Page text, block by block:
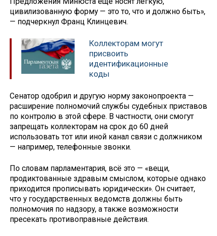
цивилизованную форму — это то, что и должно быть»,
— подчеркнул Франц Клинцевич.
Коллекторам могут
присвоить
идентификационные
коды
Сенатор одобрил и другую норму законопроекта —
расширение полномочий службы судебных приставов
по контролю в этой сфере. В частности, они смогут
запрещать коллекторам на срок до 60 дней
использовать тот или иной канал связи с должником
— например, телефонные звонки.
По словам парламентария, всё это — «вещи,
продиктованные здравым смыслом, которые однако
приходится прописывать юридически». Он считает,
что у государственных ведомств должны быть
полномочия по надзору, а также возможности
пресекать противоправные действия.